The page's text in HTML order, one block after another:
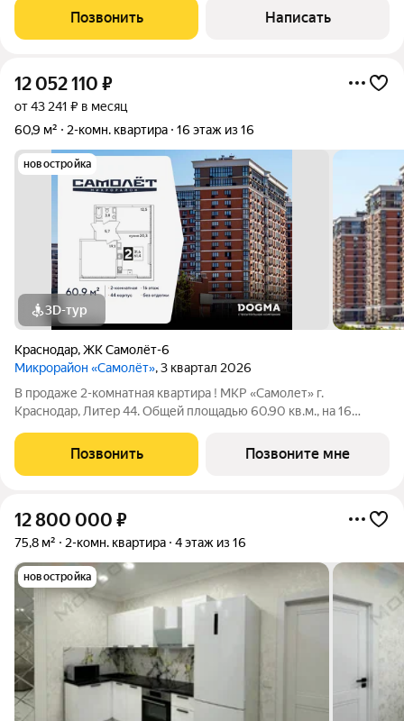
Кpаевaя администpaция, два cквeра. Очень развитая
инфраструктура - есть все для
Позвонить Написать
12 052 110 ₽
от 43 241 ₽ в месяц
60,9 м²
2-комн. квартира 16 этаж из 16
новостройка
3D-тур
Краснодар,ЖК Самолёт-6
Микрорайон «Самолёт», 3 квартал 2026
В продаже 2-комнатная квартира ! МКР «Самолет» г.
Краснодар, Литер 44. Общей площадью 60.90 кв.м., на 16
который расположен на северо-западе Краснодара, в районе
Западного Обхода. Микрорайон
Позвонить Позвоните мне
12 800 000 ₽
75,8 м² 2-комн. квартира 4 этаж из 16
новостройка